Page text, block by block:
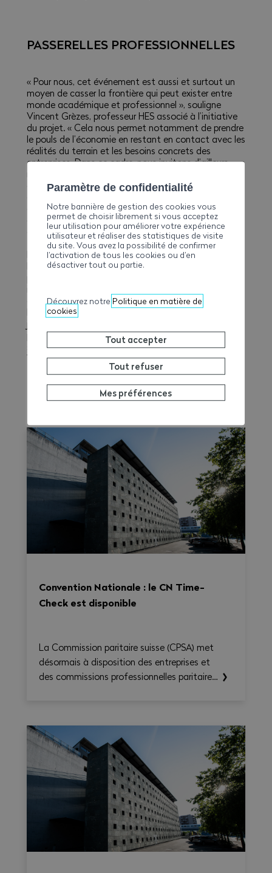
PASSERELLES PROFESSIONNELLES
« Pour nous, cet événement est aussi et surtout un
moyen de casser la frontière qui peut exister entre
monde académique et professionnel », souligne
Vincent Grèzes, professeur HES associé à l’initiative
du projet. « Cela nous permet notamment de prendre
le pouls de l’économie en restant en contact avec les
réalités du terrain et les besoins concrets des
entreprises. Dans ce cadre, nous invitons d’ailleurs
outre l’événement « Mon Bachelor en 180 secondes »,
diplôme développés conjointement entre étudiants
et entreprises, selon les demandes et problématiques
qu’elles peuvent émettre. »
Représentée au sein du jury, l’AVE figurera dans
l’événement aux côtés de nombreuses associations
de la diversité et du dynamisme qui caractérisent
l’économie du canton. « L’idée étant de constituer un
passerelles professionnelles vers des métiers et des
secteurs différents pour nos étudiants », ajoute
Vincent Grèzes.
Convention Nationale : le CN Time-
Check est disponible
La Commission paritaire suisse (CPSA) met
désormais à disposition des entreprises et
des commissions professionnelles paritaires
le temps de travail, les heures
supplémentaires, le temps de déplacement
et les éventuels suppléments sur une base
hebdomadaire, tout en générant une
synthèse claire et exportable en PDF.
Paramètre de confidentialité
Notre bannière de gestion des cookies vous
permet de choisir librement si vous acceptez
leur utilisation pour améliorer votre expérience
utilisateur et réaliser des statistiques de visite
du site. Vous avez la possibilité de confirmer
l’activation de tous les cookies ou d’en
désactiver tout ou partie.
Découvrez notre Politique en matière de
cookies
Tout accepter
Tout refuser
Mes préférences